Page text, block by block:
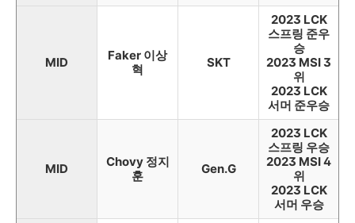
MID
Faker 이상
혁
SKT
2023 LCK
스프링 준우
승
2023 MSI 3
위
2023 LCK
서머 준우승
MID
Chovy 정지
훈
Gen.G
2023 LCK
스프링 우승
2023 MSI 4
위
2023 LCK
서머 우승